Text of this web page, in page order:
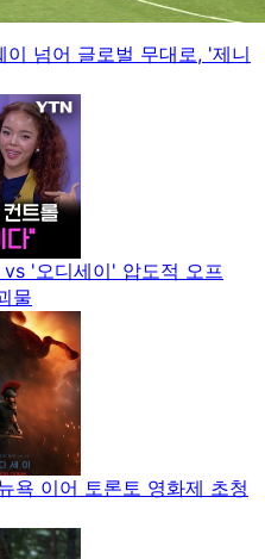
넘어 글로벌 무대로, '제니
'오디세이' 압도적 오프
물
욕 이어 토론토 영화제 초청